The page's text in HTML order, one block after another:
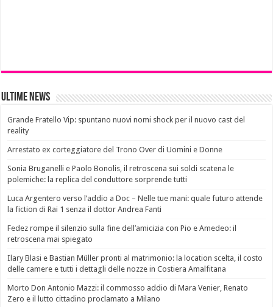
Ultime News
Grande Fratello Vip: spuntano nuovi nomi shock per il nuovo cast del
reality
Arrestato ex corteggiatore del Trono Over di Uomini e Donne
Sonia Bruganelli e Paolo Bonolis, il retroscena sui soldi scatena le
polemiche: la replica del conduttore sorprende tutti
Luca Argentero verso l’addio a Doc – Nelle tue mani: quale futuro attende
la fiction di Rai 1 senza il dottor Andrea Fanti
Fedez rompe il silenzio sulla fine dell’amicizia con Pio e Amedeo: il
retroscena mai spiegato
Ilary Blasi e Bastian Müller pronti al matrimonio: la location scelta, il costo
delle camere e tutti i dettagli delle nozze in Costiera Amalfitana
Morto Don Antonio Mazzi: il commosso addio di Mara Venier, Renato
Zero e il lutto cittadino proclamato a Milano